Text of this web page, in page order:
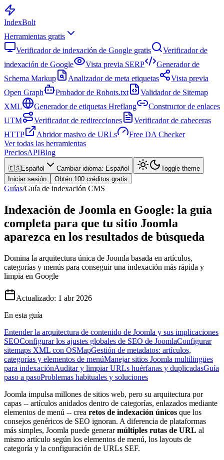
IndexBolt
Herramientas gratis
Verificador de indexación de Google gratis
Verificador de
indexación de Google
Vista previa SERP
Generador de
Schema Markup
Analizador de meta etiquetas
Vista previa
Open Graph
Probador de Robots.txt
Validador de Sitemap
XML
Generador de etiquetas Hreflang
Constructor de enlaces
UTM
Verificador de redirecciones
Verificador de cabeceras
HTTP
Abridor masivo de URLs
Free DA Checker
Ver todas las herramientas
PreciosAPIBlog
🇪🇸Español Cambiar idioma: Español
Toggle theme
Iniciar sesión
Obtén 100 créditos gratis
Guías/Guía de indexación CMS
Indexación de Joomla en Google: la guía
completa para que tu sitio Joomla
aparezca en los resultados de búsqueda
Domina la arquitectura única de Joomla basada en artículos,
categorías y menús para conseguir una indexación más rápida y
limpia en Google
Actualizado: 1 abr 2026
En esta guía
Entender la arquitectura de contenido de Joomla y sus implicaciones
SEOConfigurar los ajustes globales de SEO de JoomlaConfigurar
sitemaps XML con OSMapGestión de metadatos: artículos,
categorías y elementos de menúManejar sitios Joomla multilingües
para indexaciónAuditar y limpiar URLs huérfanas y duplicadasGuía
paso a pasoProblemas habituales y soluciones
Joomla impulsa millones de sitios web, pero su arquitectura por
capas -- artículos anidados dentro de categorías, enlazados mediante
elementos de menú -- crea retos de indexación únicos que los
consejos genéricos de SEO ignoran. A diferencia de plataformas
más simples, Joomla puede generarmúltiples rutas de URL al
mismo artículo según los elementos de menú, los layouts de
categoría y la configuración de URLs SEF.